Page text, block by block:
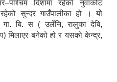
दिशामा रहेको नुवाकोट
सुन्दर गाउँपालीका हो । यो
गा. बि. स ( उर्लेनि, रालुका देबि,
मिलाएर बनेको हो र यसको केन्द्र,